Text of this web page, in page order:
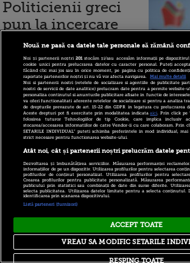
Politicienii greci
pun la incercare
rabdarea
Europei. Liderul de
stanga promite ca
va renunta la
austeritate daca va
19 mai 2012
Are 37 de ani si este
omul care va dicta
soarta euro. "Marea
Britanie nu-si va
reveni niciodata,
Nouă ne pasă ca datele tale personale să rămână
Noi și partenerii noștri201stocăm și/sau accesăm informații pe
cookie unici pentru prelucrarea datelor cu caracter personal. Puteți
făcând clic mai jos sau în orice moment, pe pagina cu politica de
raportate partenerilor noștri și nu vă vor afecta navigarea.
Mai multe detalii
Noi si partenerii nostri (retelele de socializare si agentiile de publicitate
nostri de servicii de date analitice) prelucram date pentru a permite website-
personaliza continutul si anunturile publicitare afisate in functie de
va oferi functionalitati aferente retelelor de socializare si pentru a analiza
de drepturile prevazute de art. 15-22 din GDPR in legatura cu prelucrarea
Aceste drepturi pot fi exercitate prin modalitatea indicataaici. Prin click pe
folosirea tuturor Tehnologiilor de tip Cookie, care implica inclusiv
stocarea/accesarea informatiilor de catre Vendor-ii cu care colaboram. Prin
SETARILE INDIVIDUAL” puteti schimba preferintele in mod individual,
strict necesare pentru functionarea website-ului.
Atât noi, cât și partenerii noștri prelucrăm datele
Dezvoltarea și îmbunătățirea serviciilor. Măsurarea performanței
informațiilor de pe un dispozitiv. Utilizarea profilurilor pentru selectarea
profilurilor de conținut personalizat. Utilizarea profilurilor pentru
Crearea profilurilor pentru publicitate personalizată. Măsurarea
publicului prin statistici sau combinații de date din surse diferite.
selecta publicitatea. Utilizarea datelor limitate pentru a selecta conținutul.
identificarea prin scanarea dispozitivului.
Listă parteneri (furnizori)
ACCEPT TOATE
RESPING TOATE
VREAU SA MODIFIC SETARILE